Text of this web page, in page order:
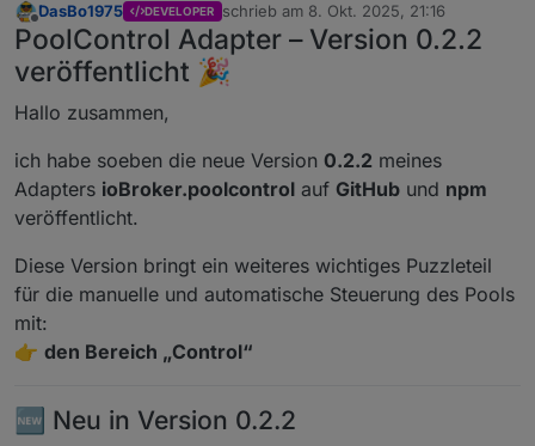
Offline
DasBo1975 DEVELOPER schrieb am 8. Okt. 2025, 21:16
zuletzt editiert von
PoolControl Adapter – Version 0.2.2
veröffentlicht 🎉
Hallo zusammen,
ich habe soeben die neue Version 0.2.2 meines
Adapters ioBroker.poolcontrol auf GitHub und npm
veröffentlicht.
Diese Version bringt ein weiteres wichtiges Puzzleteil
für die manuelle und automatische Steuerung des Pools
mit:
👉 den Bereich „Control“
🆕 Neu in Version 0.2.2